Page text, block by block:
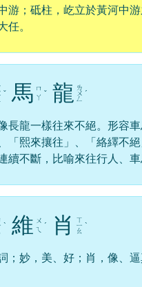
游；砥柱，屹立於黃河中
。
ˇ 馬 ㄇ
ㄚ ˇ 龍 ㄌ
ㄨ
ㄥ
ˊ
長龍一樣往來不絕。形容
「熙來攘往」、「絡繹不
續不斷，比喻來往行人、車
ˋ 維 ㄨ
ㄟ
ˊ 肖 ㄒ
ㄧ
ㄠ
ˋ
；妙，美、好；肖，像、